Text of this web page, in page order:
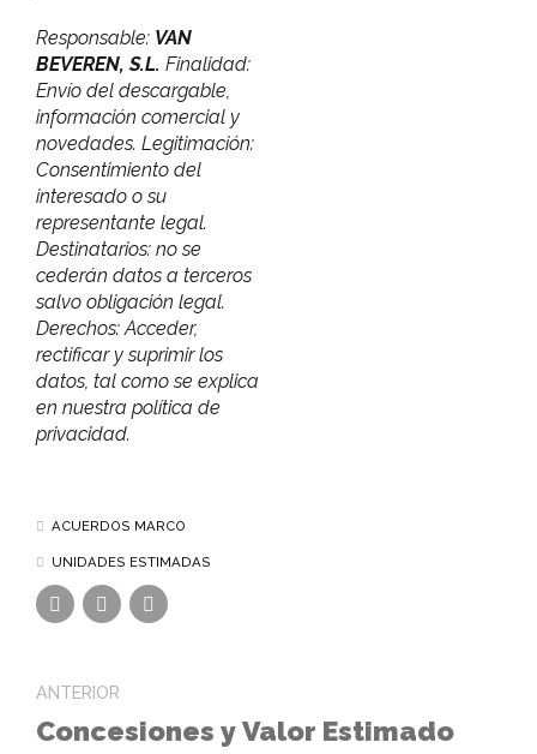
Responsable: VAN
BEVEREN, S.L. Finalidad:
Envío del descargable,
información comercial y
novedades. Legitimación:
Consentimiento del
interesado o su
representante legal.
Destinatarios: no se
cederán datos a terceros
salvo obligación legal.
Derechos: Acceder,
rectificar y suprimir los
datos, tal como se explica
en nuestra política de
privacidad.
ACUERDOS MARCO
UNIDADES ESTIMADAS
ANTERIOR
Concesiones y Valor Estimado